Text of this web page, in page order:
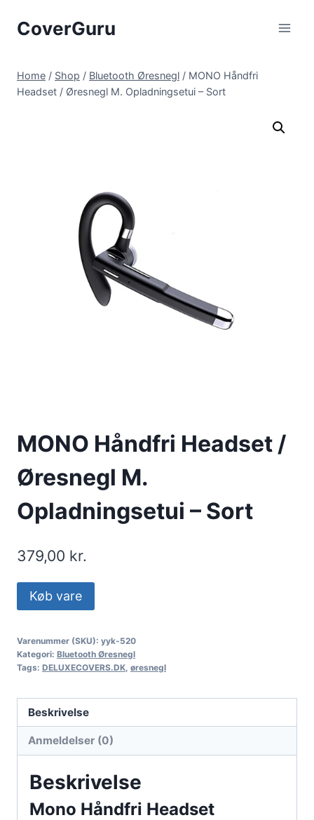
CoverGuru
Home / Shop / Bluetooth Øresnegl / MONO Håndfri
Headset / Øresnegl M. Opladningsetui – Sort
MONO Håndfri Headset /
Øresnegl M.
Opladningsetui – Sort
379,00 kr.
Køb vare
Varenummer (SKU): yyk-520
Kategori: Bluetooth Øresnegl
Tags: DELUXECOVERS.DK øresnegl
Beskrivelse
Anmeldelser (0)
Beskrivelse
Mono Håndfri Headset